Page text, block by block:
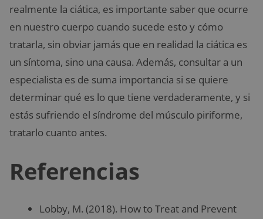
realmente la ciática, es importante saber que ocurre
en nuestro cuerpo cuando sucede esto y cómo
tratarla, sin obviar jamás que en realidad la ciática es
un síntoma, sino una causa. Además, consultar a un
especialista es de suma importancia si se quiere
determinar qué es lo que tiene verdaderamente, y si
estás sufriendo el síndrome del músculo piriforme,
tratarlo cuanto antes.
Referencias
Lobby, M. (2018). How to Treat and Prevent